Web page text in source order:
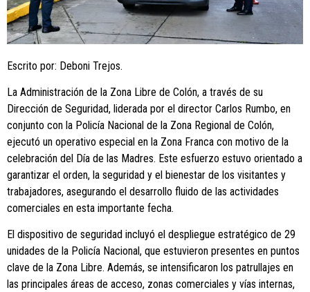
Escrito por: Deboni Trejos.
La Administración de la Zona Libre de Colón, a través de su
Dirección de Seguridad, liderada por el director Carlos Rumbo, en
conjunto con la Policía Nacional de la Zona Regional de Colón,
ejecutó un operativo especial en la Zona Franca con motivo de la
celebración del Día de las Madres. Este esfuerzo estuvo orientado a
garantizar el orden, la seguridad y el bienestar de los visitantes y
trabajadores, asegurando el desarrollo fluido de las actividades
comerciales en esta importante fecha.
El dispositivo de seguridad incluyó el despliegue estratégico de 29
unidades de la Policía Nacional, que estuvieron presentes en puntos
clave de la Zona Libre. Además, se intensificaron los patrullajes en
las principales áreas de acceso, zonas comerciales y vías internas,